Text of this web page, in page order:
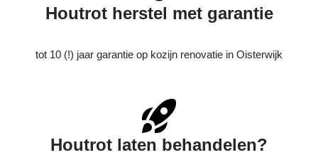
Houtrot herstel met garantie
tot 10 (!) jaar garantie op kozijn renovatie in Oisterwijk
Houtrot laten behandelen?